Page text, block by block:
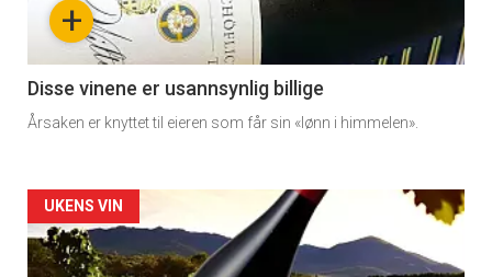
section
11
Dagens
rett
+
Disse vinene er usannsynlig billige
Årsaken er knyttet til eieren som får sin «lønn i himmelen».
Artikler
detail
UKENS VIN